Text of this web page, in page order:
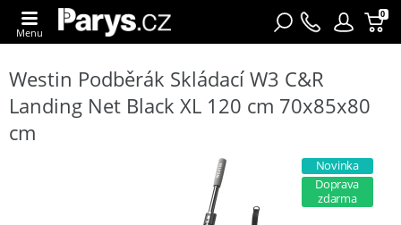
0
Menu
Westin Podběrák Skládací W3 C&R
Landing Net Black XL 120 cm 70x85x80
cm
Novinka
Doprava
zdarma